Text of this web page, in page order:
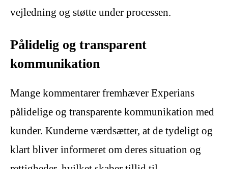
vejledning og støtte under processen.
Pålidelig og transparent
kommunikation
Mange kommentarer fremhæver Experians
pålidelige og transparente kommunikation med
kunder. Kunderne værdsætter, at de tydeligt og
klart bliver informeret om deres situation og